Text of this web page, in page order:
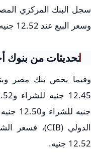
وسعر البيع عند 12.52 جنيه.
تحديثات من بنوك
وفيما يخص بنك مصر
جنيه
12.52 جنيه.